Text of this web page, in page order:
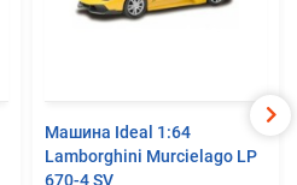
Машина Ideal 1:64
Lamborghini Murcielago LP
670-4 SV